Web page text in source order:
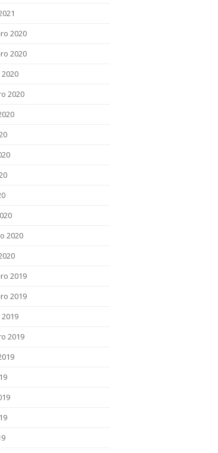
2020
2020
2020
2020
2019
2019
2019